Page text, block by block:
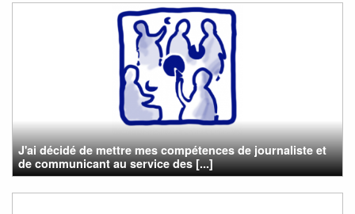
J'ai décidé de mettre mes compétences de journaliste et
de communicant au service des [...]